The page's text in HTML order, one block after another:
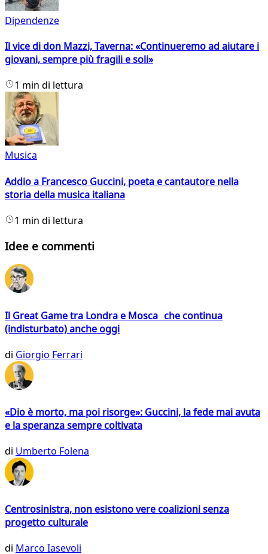
Dipendenze
Il vice di don Mazzi, Taverna: «Continueremo ad aiutare i
giovani, sempre più fragili e soli»
1 min di lettura
Musica
Addio a Francesco Guccini, poeta e cantautore nella
storia della musica italiana
1 min di lettura
Idee e commenti
Il Great Game tra Londra e Mosca che continua
(indisturbato) anche oggi
di Giorgio Ferrari
«Dio è morto, ma poi risorge»: Guccini, la fede mai avuta
e la speranza sempre coltivata
di Umberto Folena
Centrosinistra, non esistono vere coalizioni senza
progetto culturale
di Marco Iasevoli